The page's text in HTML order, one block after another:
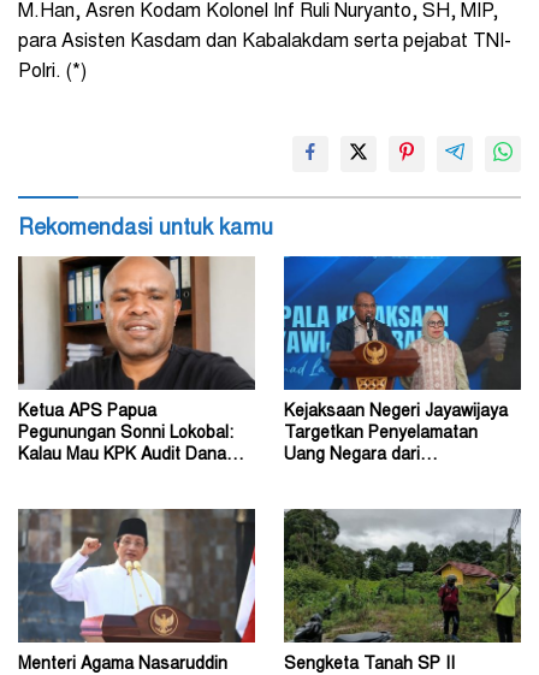
M.Han, Asren Kodam Kolonel Inf Ruli Nuryanto, SH, MIP,
para Asisten Kasdam dan Kabalakdam serta pejabat TNI-
Polri. (*)
Rekomendasi untuk kamu
Ketua APS Papua
Pegunungan Sonni Lokobal:
Kalau Mau KPK Audit Dana
Kejaksaan Negeri Jayawijaya
Targetkan Penyelamatan
Uang Negara dari
Menteri Agama Nasaruddin
Sengketa Tanah SP II